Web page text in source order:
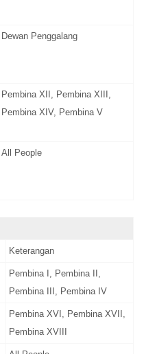
Dewan Penggalang
Pembina XII, Pembina XIII,
Pembina XIV, Pembina V
All People
Keterangan
Pembina I, Pembina II,
Pembina III, Pembina IV
Pembina XVI, Pembina XVII,
Pembina XVIII